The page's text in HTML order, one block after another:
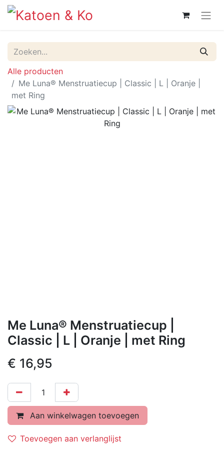
Alle producten
Me Luna® Menstruatiecup | Classic | L | Oranje |
met Ring
Me Luna® Menstruatiecup |
Classic | L | Oranje | met Ring
€ 16,95
Aan winkelwagen toevoegen
Toevoegen aan verlanglijst